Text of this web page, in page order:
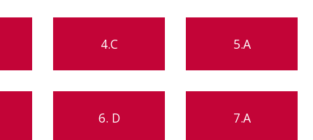
4.C 5.A
6. D 7.A